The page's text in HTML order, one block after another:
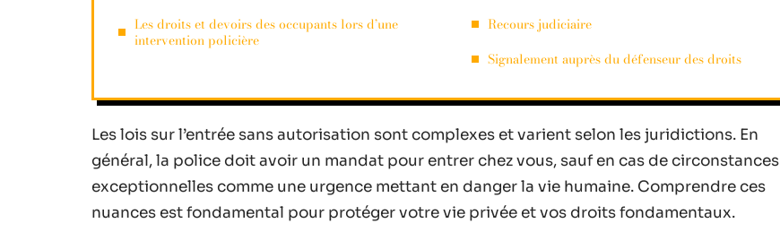
Les droits et devoirs des occupants lors d’une
intervention policière
Recours judiciaire
Signalement auprès du défenseur des droits
Les lois sur l’entrée sans autorisation sont complexes et varient selon les juridictions. En
général, la police doit avoir un mandat pour entrer chez vous, sauf en cas de circonstances
exceptionnelles comme une urgence mettant en danger la vie humaine. Comprendre ces
nuances est fondamental pour protéger votre vie privée et vos droits fondamentaux.